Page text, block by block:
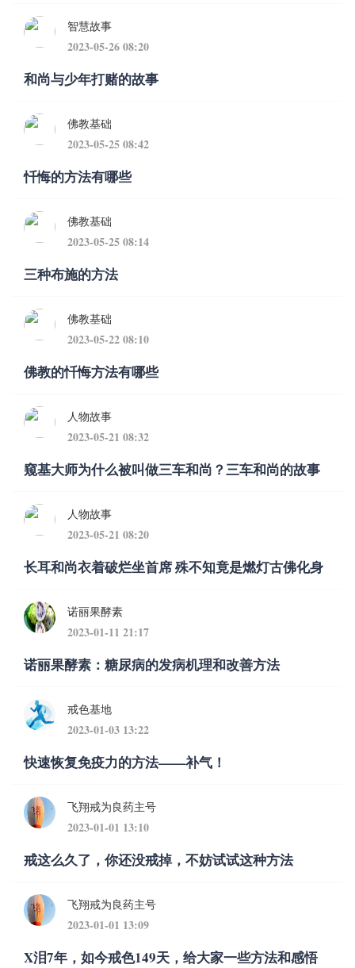
智慧故事
2023-05-26 08:20
和尚与少年打赌的故事
佛教基础
2023-05-25 08:42
忏悔的方法有哪些
佛教基础
2023-05-25 08:14
三种布施的方法
佛教基础
2023-05-22 08:10
佛教的忏悔方法有哪些
人物故事
2023-05-21 08:32
窥基大师为什么被叫做三车和尚？三车和尚的故事
人物故事
2023-05-21 08:20
长耳和尚衣着破烂坐首席 殊不知竟是燃灯古佛化身
诺丽果酵素
2023-01-11 21:17
诺丽果酵素：糖尿病的发病机理和改善方法
戒色基地
2023-01-03 13:22
快速恢复免疫力的方法——补气！
飞翔戒为良药主号
2023-01-01 13:10
戒这么久了，你还没戒掉，不妨试试这种方法
飞翔戒为良药主号
2023-01-01 13:09
X泪7年，如今戒色149天，给大家一些方法和感悟